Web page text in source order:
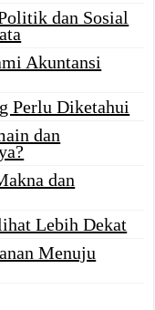
dan Sosial
Akuntansi
Perlu Diketahui
dan
dan
Lebih Dekat
Menuju